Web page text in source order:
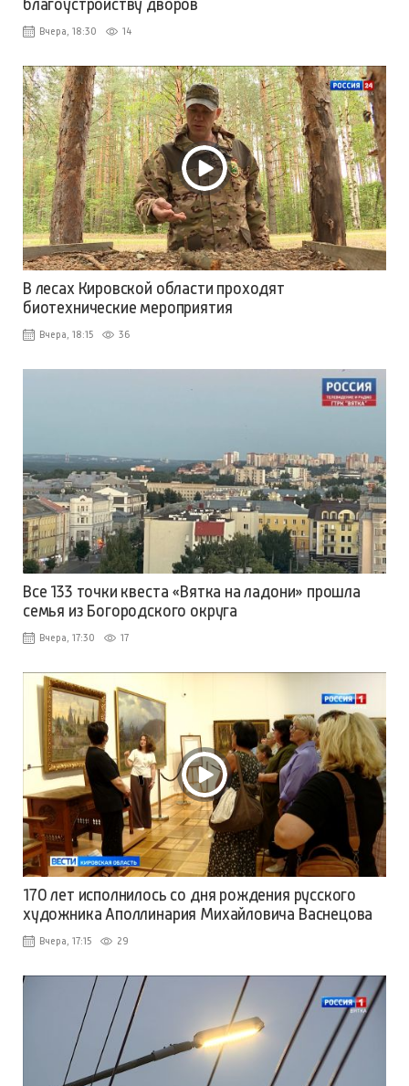
благоустройству дворов
Вчера, 18:30 14
В лесах Кировской области проходят
биотехнические мероприятия
Вчера, 18:15 36
Все 133 точки квеста «Вятка на ладони» прошла
семья из Богородского округа
Вчера, 17:30 17
170 лет исполнилось со дня рождения русского
художника Аполлинария Михайловича Васнецова
Вчера, 17:15 29